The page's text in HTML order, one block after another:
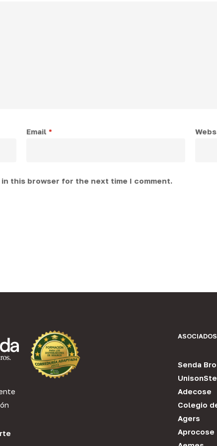
Email *
in this browser for the next time I comment.
Senda
Adecose
Colegio
Agers
Aprocose